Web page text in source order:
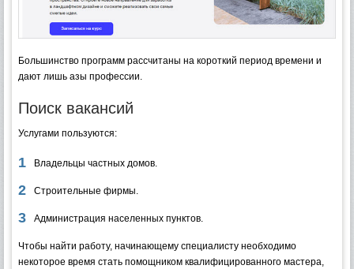
Большинство программ рассчитаны на короткий период времени и
дают лишь азы профессии.
Поиск вакансий
Услугами пользуются:
Владельцы частных домов.
Строительные фирмы.
Администрация населенных пунктов.
Чтобы найти работу, начинающему специалисту необходимо
некоторое время стать помощником квалифицированного мастера,